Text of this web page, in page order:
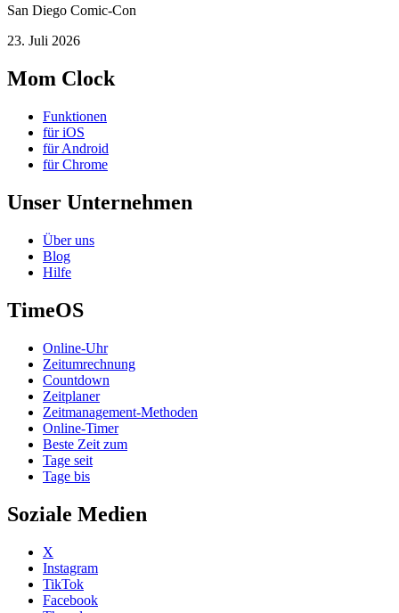
San Diego Comic-Con
23. Juli 2026
Mom Clock
Funktionen
für iOS
für Android
für Chrome
Unser Unternehmen
Über uns
Blog
Hilfe
TimeOS
Online-Uhr
Zeitumrechnung
Countdown
Zeitplaner
Zeitmanagement-Methoden
Online-Timer
Beste Zeit zum
Tage seit
Tage bis
Soziale Medien
X
Instagram
TikTok
Facebook